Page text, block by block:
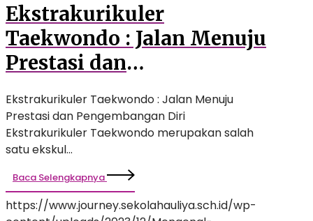
Ekstrakurikuler
Taekwondo : Jalan Menuju
Prestasi dan
Ekstrakurikuler Taekwondo : Jalan Menuju
Prestasi dan Pengembangan Diri
Ekstrakurikuler Taekwondo merupakan salah
satu ekskul…
Baca Selengkapnya
https://www.journey.sekolahauliya.sch.id/wp-